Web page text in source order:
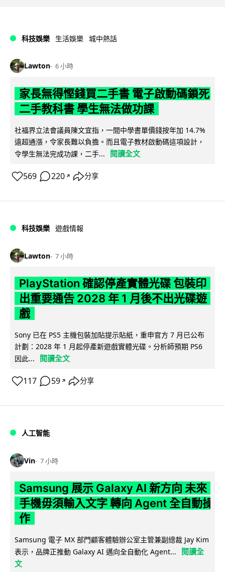
科技娛樂 生活娛樂 城中熱話
Lawton 6 小時
家長無得慳錢買二手書 電子啟動碼鎖死
二手教科書 學生無法做功課
社福界立法會議員陳文宜指，一間中學書單價錢按年加 14.7%
遠超通漲，令家長難以負擔。而且電子教材啟動碼這項設計，
令學生無法完成功課，二手...
閱讀全文
569 220 ↗ 分享
科技娛樂 遊戲情報
Lawton 7 小時
PlayStation 確認停產實體光碟 包裝印
出重要通告 2028 年 1 月後不出光碟遊
戲
Sony 已在 PS5 主機包裝加貼提示貼紙，重申官方 7 月已公布
計劃：2028 年 1 月起停產新遊戲實體光碟。分析師預期 PS6
因此...
閱讀全文
117 59 ↗ 分享
人工智能
Vin 7 小時
Samsung 展示 Galaxy AI 新方向 未來
手機毋須輸入文字 轉向 Agent 全自動操
作
Samsung 電子 MX 部門顧客體驗辦公室主管兼副總裁 Jay Kim
表示，品牌正推動 Galaxy AI 邁向全自動化 Agent...
閱讀全
文